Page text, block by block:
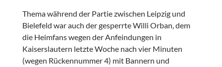
Thema während der Partie zwischen Leipzig und
Bielefeld war auch der gesperrte Willi Orban, dem
die Heimfans wegen der Anfeindungen in
Kaiserslautern letzte Woche nach vier Minuten
(wegen Rückennummer 4) mit Bannern und